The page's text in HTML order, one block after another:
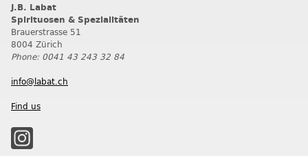
J.B. Labat
Spirituosen & Spezialitäten
Brauerstrasse 51
8004 Zürich
Phone: 0041 43 243 32 84
info@labat.ch
Find us